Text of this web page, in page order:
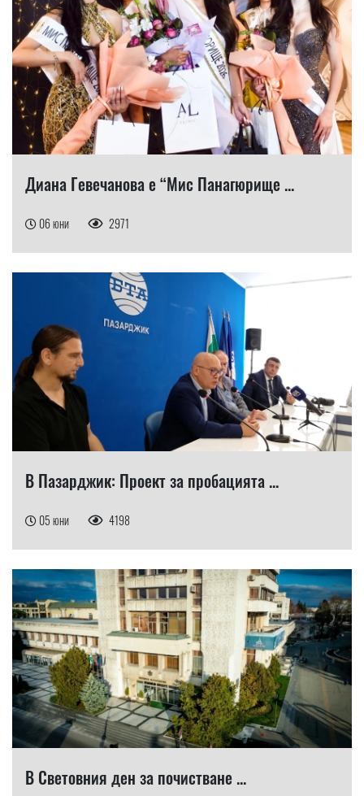
Диана Гевечанова е “Мис Панагюрище ...
06 юни 2971
В Пазарджик: Проект за пробацията ...
05 юни 4198
В Световния ден за почистване ...